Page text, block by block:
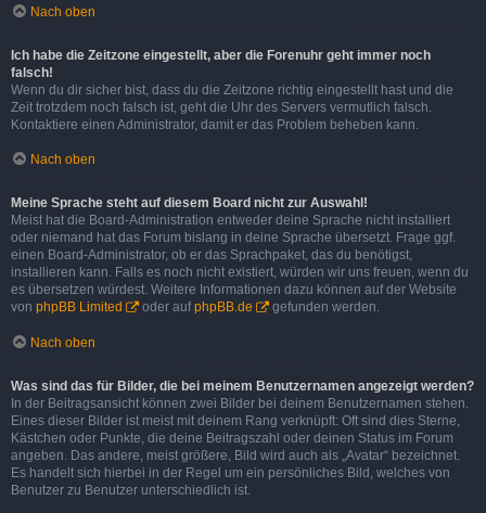
Nach oben
Ich habe die Zeitzone eingestellt, aber die Forenuhr geht immer noch
falsch!
Wenn du dir sicher bist, dass du die Zeitzone richtig eingestellt hast und die
Zeit trotzdem noch falsch ist, geht die Uhr des Servers vermutlich falsch.
Kontaktiere einen Administrator, damit er das Problem beheben kann.
Nach oben
Meine Sprache steht auf diesem Board nicht zur Auswahl!
Meist hat die Board-Administration entweder deine Sprache nicht installiert
oder niemand hat das Forum bislang in deine Sprache übersetzt. Frage ggf.
einen Board-Administrator, ob er das Sprachpaket, das du benötigst,
installieren kann. Falls es noch nicht existiert, würden wir uns freuen, wenn du
es übersetzen würdest. Weitere Informationen dazu können auf der Website
von phpBB Limited oder aufphpBB.de gefunden werden.
Nach oben
Was sind das für Bilder, die bei meinem Benutzernamen angezeigt werden?
In der Beitragsansicht können zwei Bilder bei deinem Benutzernamen stehen.
Eines dieser Bilder ist meist mit deinem Rang verknüpft: Oft sind dies Sterne,
Kästchen oder Punkte, die deine Beitragszahl oder deinen Status im Forum
angeben. Das andere, meist größere, Bild wird auch als „Avatar“ bezeichnet.
Es handelt sich hierbei in der Regel um ein persönliches Bild, welches von
Benutzer zu Benutzer unterschiedlich ist.